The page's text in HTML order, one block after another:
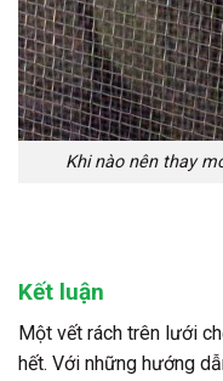
Khi nào nên thay
Kết luận
Một vết rách trên lưới
hết. Với những hướng